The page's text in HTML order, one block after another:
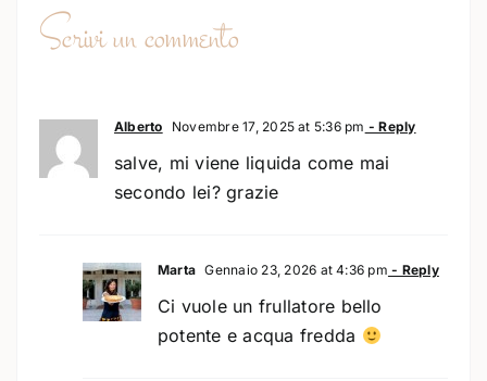
Scrivi un commento
Alberto Novembre 17, 2025 at 5:36 pm - Reply
salve, mi viene liquida come mai
secondo lei? grazie
Marta Gennaio 23, 2026 at 4:36 pm - Reply
Ci vuole un frullatore bello
potente e acqua fredda